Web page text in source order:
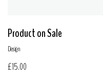
Product on Sale
Design
£15.00